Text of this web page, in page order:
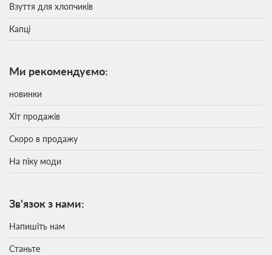
Взуття для хлопчиків
Капці
Ми рекомендуємо:
новинки
Хіт продажів
Скоро в продажу
На піку моди
Зв'язок з нами:
Напишіть нам
Станьте